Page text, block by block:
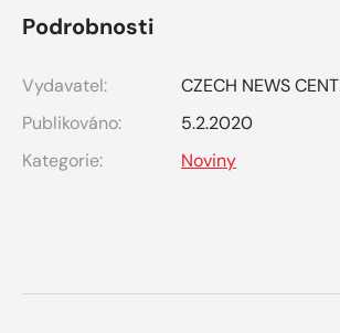
Podrobnosti
Vydavatel:
CZECH NEWS
Publikováno:
5.2.2020
Kategorie:
Noviny